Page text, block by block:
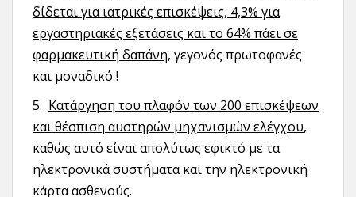
δίδεται για ιατρικές επισκέψεις, 4,3% για
εργαστηριακές εξετάσεις και το 64% πάει σε
φαρμακευτική δαπάνη, γεγονός πρωτοφανές
και μοναδικό !
5. Κατάργηση του πλαφόν των 200 επισκέψεων
και θέσπιση αυστηρών μηχανισμών ελέγχου,
καθώς αυτό είναι απολύτως εφικτό με τα
ηλεκτρονικά συστήματα και την ηλεκτρονική
κάρτα ασθενούς.